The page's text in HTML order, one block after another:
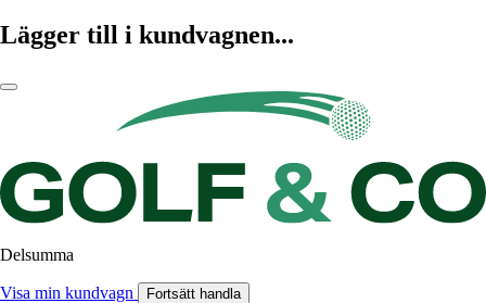
Lägger till i kundvagnen...
Delsumma
Visa min kundvagn Fortsätt handla